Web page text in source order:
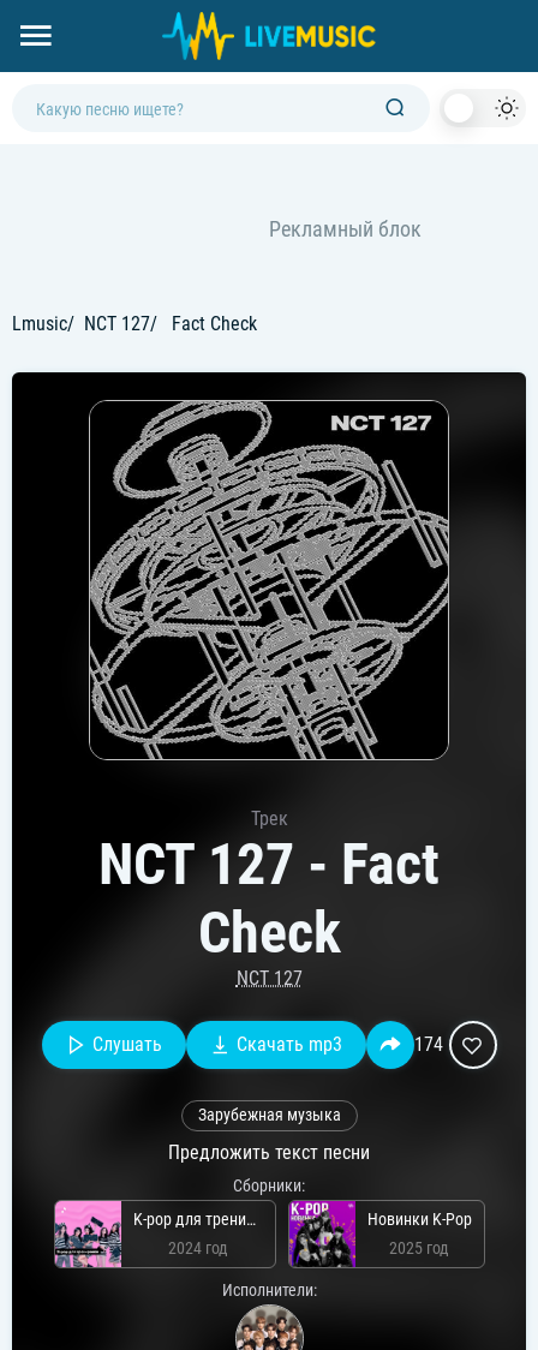
Lmusic NCT 127 Fact Check
Трек
NCT 127 - Fact
Check
NCT 127
Слушать Скачать mp3 174
Зарубежная музыка
Предложить текст песни
Сборники:
K-pop для тренировки
2024 год
Новинки K-Pop
2025 год
Исполнители: